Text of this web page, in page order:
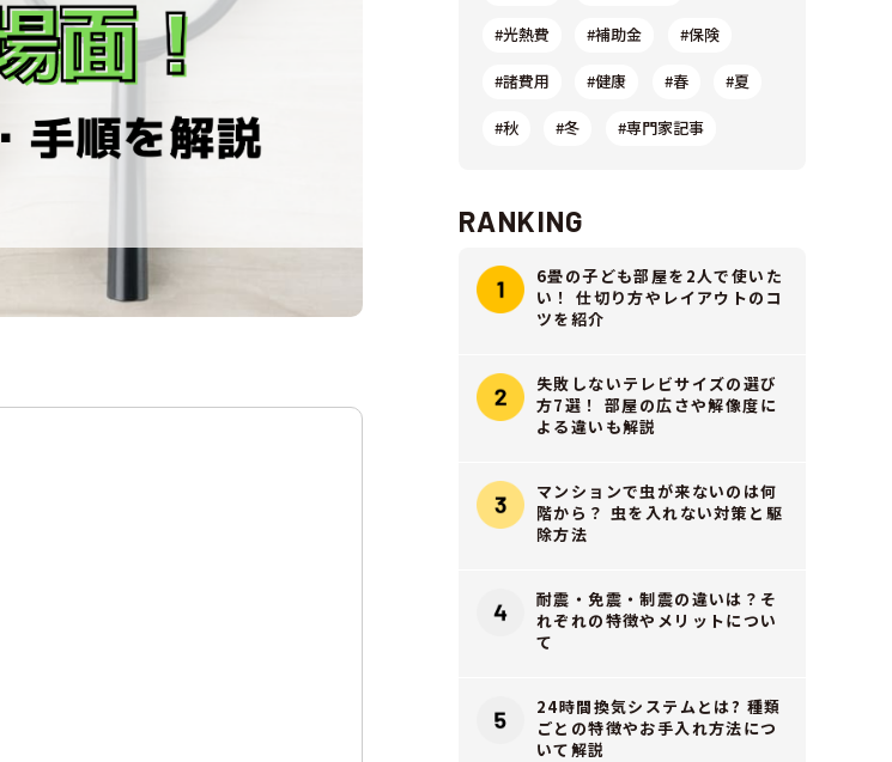
#光熱費 #補助金 #保険
#諸費用 #健康 #春 #夏
#秋 #冬 #専門家記事
RANKING
6畳の子ども部屋を2人で使いた
い！ 仕切り方やレイアウトのコ
ツを紹介
失敗しないテレビサイズの選び
方7選！ 部屋の広さや解像度に
よる違いも解説
マンションで虫が来ないのは何
階から？ 虫を入れない対策と駆
除方法
耐震・免震・制震の違いは？そ
れぞれの特徴やメリットについ
て
24時間換気システムとは? 種類
ごとの特徴やお手入れ方法につ
いて解説